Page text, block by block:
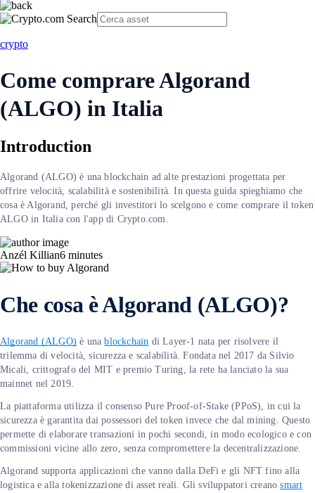
crypto
Come comprare Algorand
(ALGO) in Italia
Introduction
Algorand (ALGO) è una blockchain ad alte prestazioni progettata per
offrire velocità, scalabilità e sostenibilità. In questa guida spieghiamo che
cosa è Algorand, perché gli investitori lo scelgono e come comprare il token
ALGO in Italia con l'app di Crypto.com.
Anzél Killian6 minutes
Che cosa è Algorand (ALGO)?
Algorand (ALGO) è unablockchain di Layer-1 nata per risolvere il
trilemma di velocità, sicurezza e scalabilità. Fondata nel 2017 da Silvio
Micali, crittografo del MIT e premio Turing, la rete ha lanciato la sua
mainnet nel 2019.
La piattaforma utilizza il consenso Pure Proof-of-Stake (PPoS), in cui la
sicurezza è garantita dai possessori del token invece che dal mining. Questo
permette di elaborare transazioni in pochi secondi, in modo ecologico e con
commissioni vicine allo zero, senza compromettere la decentralizzazione.
Algorand supporta applicazioni che vanno dalla DeFi e gli NFT fino alla
logistica e alla tokenizzazione di asset reali. Gli sviluppatori creanosmart